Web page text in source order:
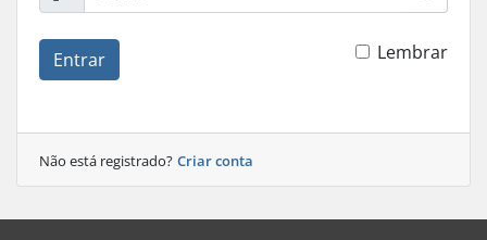
Entrar Lembrar
Não está registrado? Criar conta